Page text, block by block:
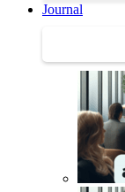
Journal